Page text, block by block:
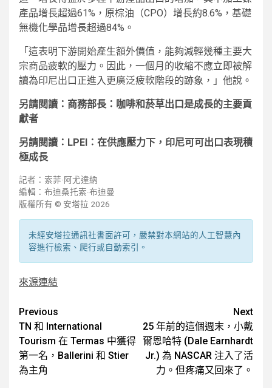
產品增長超過61%，原棕油（CPO）增長約8.6%，基礎
無機化學品增長超過84%。
「這表明下游開始產生額外價值，能夠減輕幾種主要大
宗商品疲軟的壓力。因此，一個月的收縮不應立即被解
讀為印尼出口正進入更廣泛疲軟階段的跡象，」他說。
另請閱讀：商務部長：咖啡和菸草出口是成長的主要貢
獻者
另請閱讀：LPEI：在供應壓力下，印尼可可出口表現積
極成長
記者：索菲·阿尤達納
編輯：布迪桑托索·布迪曼
版權所有 © 安塔拉 2026
未經安塔拉通訊社書面許可，嚴禁對本網站的人工智慧內
容進行檢索、爬行或自動索引。
來源連結
Post
navigation
Previous
TN 和 International
Tourism 在 Termas 中獲得
第一名，Ballerini 和 Stier
為主角
Next
25 年前的這個週末，小戴
爾恩哈特 (Dale Earnhardt
Jr.) 為 NASCAR 注入了活
力。但疼痛又回來了。